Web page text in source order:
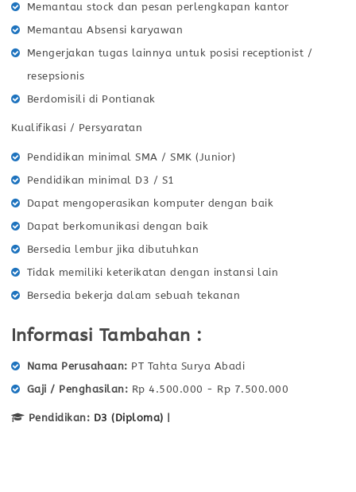
Memantau stock dan pesan perlengkapan kantor
Memantau Absensi karyawan
Mengerjakan tugas lainnya untuk posisi receptionist /
resepsionis
Berdomisili di Pontianak
Kualifikasi / Persyaratan
Pendidikan minimal SMA / SMK (Junior)
Pendidikan minimal D3 / S1
Dapat mengoperasikan komputer dengan baik
Dapat berkomunikasi dengan baik
Bersedia lembur jika dibutuhkan
Tidak memiliki keterikatan dengan instansi lain
Bersedia bekerja dalam sebuah tekanan
Informasi Tambahan :
Nama Perusahaan
PT Tahta Surya Abadi
Gaji / Penghasilan
Rp 4.500.000 - Rp 7.500.000
Pendidikan: D3 (Diploma) |